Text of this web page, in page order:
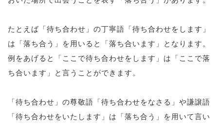
たとえば「待ち合わせ」の丁寧語「待ち合わせをします」
は「落ち合う」を用いると「落ち合います」となります。
例をあげると「ここで待ち合わせをします」は「ここで落
ち合います」と言うことができます。
「待ち合わせ」の尊敬語「待ち合わせをなさる」や謙譲語
「待ち合わせをいたします」は「落ち合う」を用いて言い